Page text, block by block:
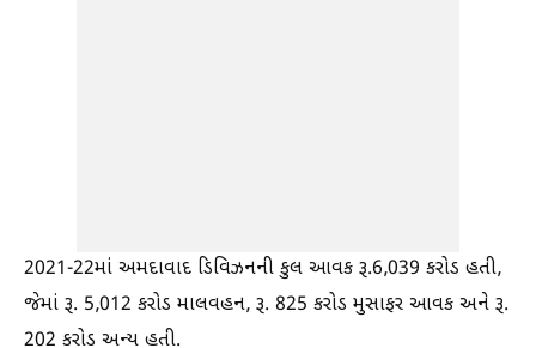
2021-22માં અમદાવાદ ડિવિઝનની કુલ આવક રૂ.6,039 કરોડ હતી,
જેમાં રૂ. 5,012 કરોડ માલવહન, રૂ. 825 કરોડ મુસાફર આવક અને રૂ.
202 કરોડ અન્ય હતી.